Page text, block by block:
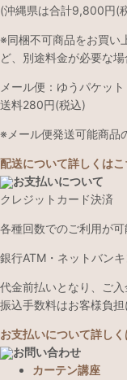
(沖縄県は合計9,800円(
※同梱不可商品をお買い
ど、別途料金が必要な
メール便：ゆうパケット
送料280円(税込)
※メール便発送可能商品
配送について詳しくはこ
お支払いについて
クレジットカード決済
各種回数でのご利用が可
銀行ATM・ネットバン
代金前払いとなり、ご入
振込手数料はお客様負担
お支払いについて詳し
お問い合わせ
カーテン講座